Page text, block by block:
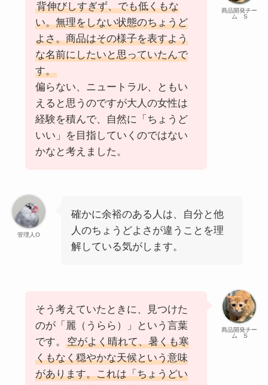
商品開発チー
ム S
背伸びしすぎず、でも低くもな
い。無理をしない状態のちょうど
よさ。商品はその様子を表すよう
な名前にしたいと思っていたんで
す。
偏らない、ニュートラル、ともい
えると思うのですが大人の女性は
経験を積んで、自然に「ちょうど
いい」を目指していくのではない
かなと考えました。
管理人O
確かに余裕のある人は、自分と他
人のちょうどよさが違うことを理
解している気がします。
商品開発チー
ム S
そう考えていたときに、見つけた
のが「麗（うらら）」という言葉
です。
空がよく晴れて、暑くも寒
くもなく穏やかな天候という意味
があります。これは「ちょうどい